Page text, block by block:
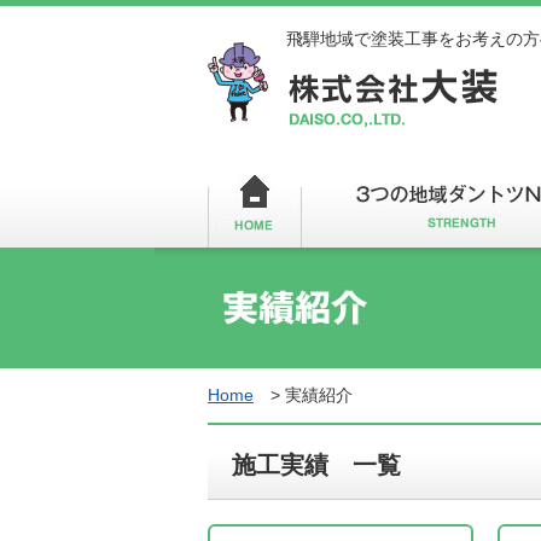
飛騨地域で塗装工事をお考えの
Home > 実績紹介
施工実績 一覧